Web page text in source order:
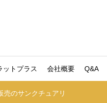
ットプラス 会社概要 Q&A
のサンクチュアリ